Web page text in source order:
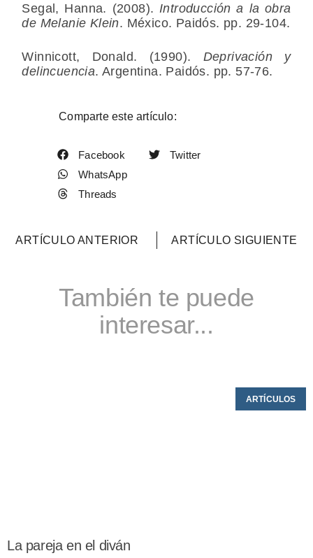
Segal, Hanna. (2008). Introducción a la obra
de Melanie Klein. México. Paidós. pp. 29-104.
Winnicott, Donald. (1990). Deprivación y
delincuencia. Argentina. Paidós. pp. 57-76.
Comparte este artículo:
Facebook
Twitter
WhatsApp
Threads
ARTÍCULO ANTERIOR ARTÍCULO SIGUIENTE
También te puede
interesar...
ARTÍCULOS
La pareja en el diván